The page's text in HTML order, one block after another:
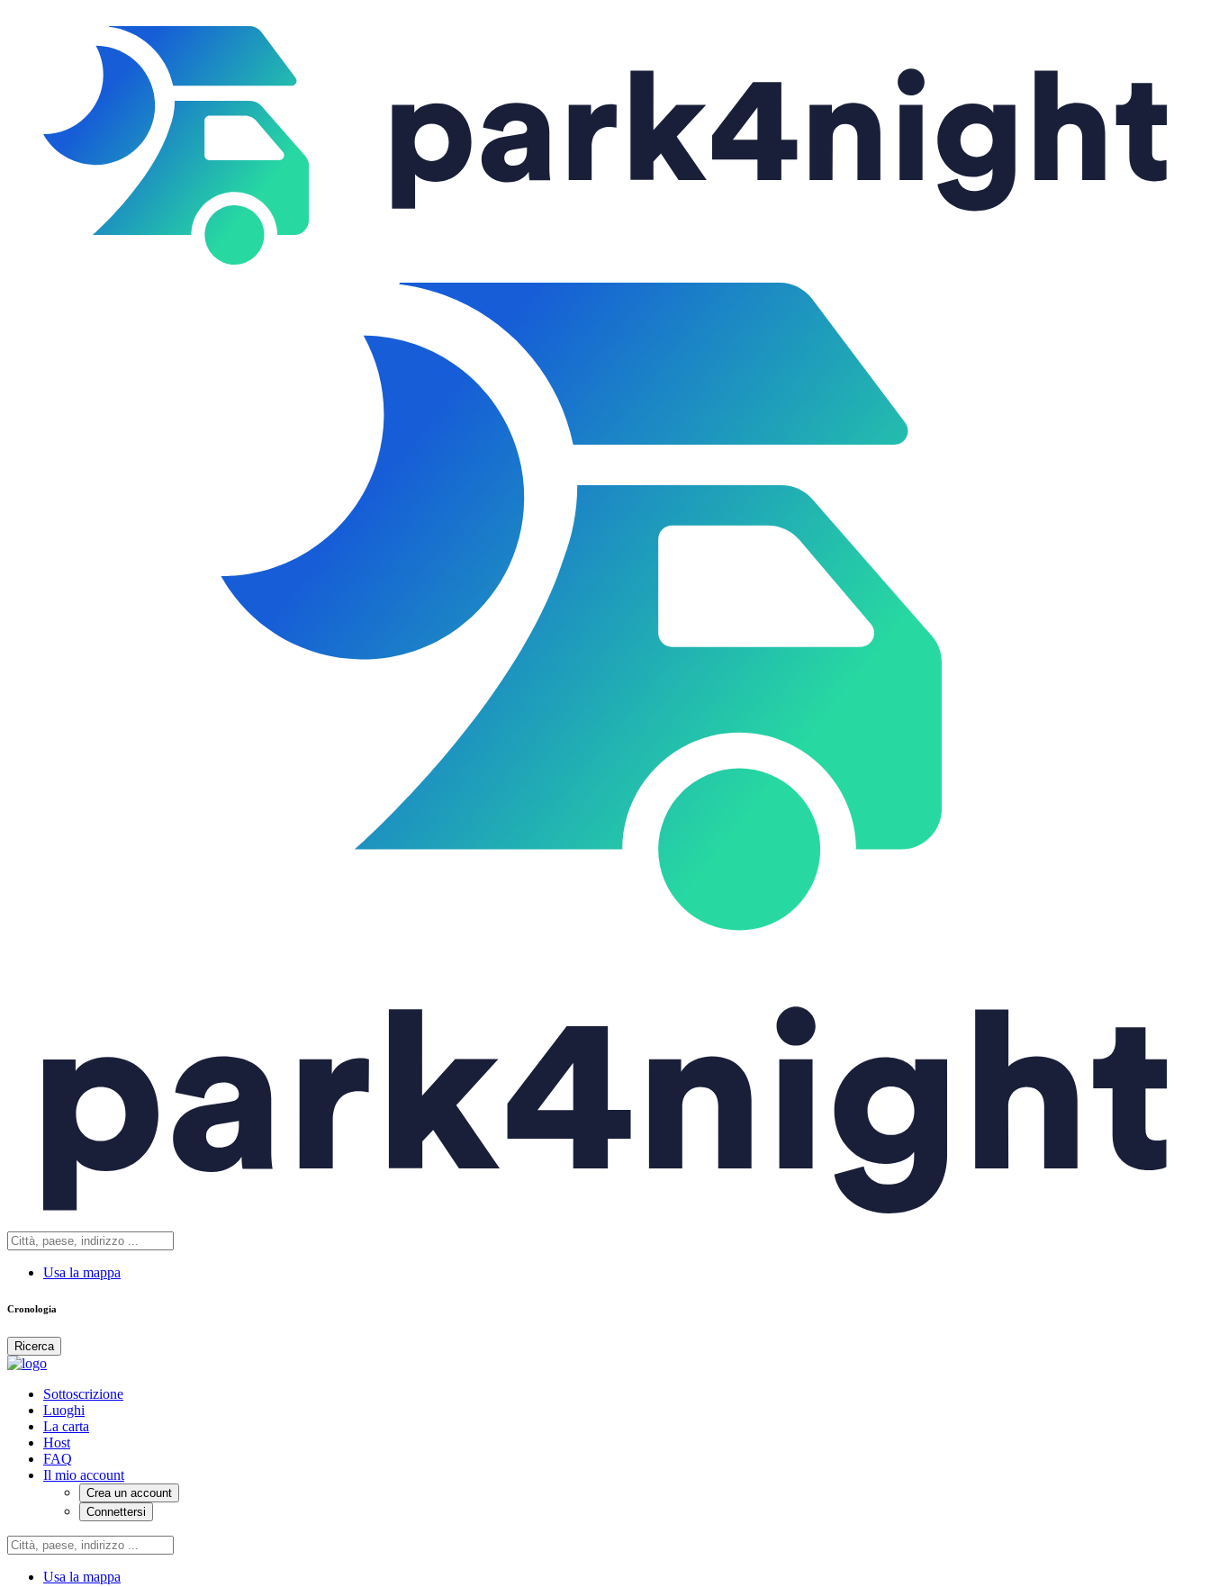
Usa la mappa
Cronologia
Ricerca
Sottoscrizione
Luoghi
La carta
Host
FAQ
Il mio account
Crea un account
Connettersi
Usa la mappa